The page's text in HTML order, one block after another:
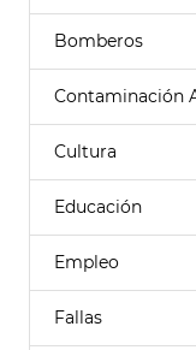
Bomberos
Contaminación
Cultura
Educación
Empleo
Fallas